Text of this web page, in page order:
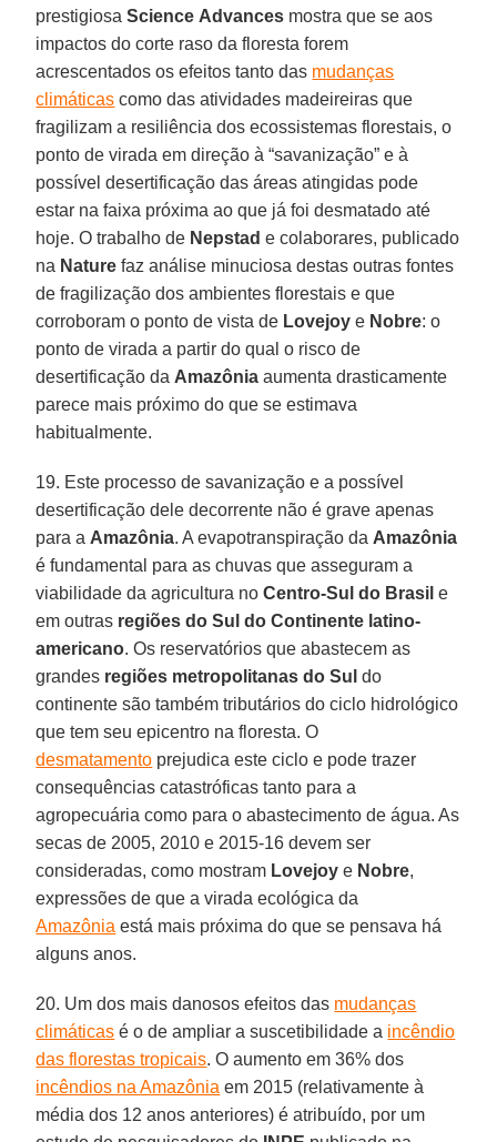
prestigiosaScience Advances mostra que se aos
impactos do corte raso da floresta forem
acrescentados os efeitos tanto das mudanças
climáticas como das atividades madeireiras que
fragilizam a resiliência dos ecossistemas florestais, o
ponto de virada em direção à “savanização” e à
possível desertificação das áreas atingidas pode
estar na faixa próxima ao que já foi desmatado até
hoje. O trabalho de Nepstad e colaborares, publicado
na Nature faz análise minuciosa destas outras fontes
de fragilização dos ambientes florestais e que
corroboram o ponto de vista de Lovejoy e Nobre: o
ponto de virada a partir do qual o risco de
desertificação da Amazônia aumenta drasticamente
parece mais próximo do que se estimava
habitualmente.
19. Este processo de savanização e a possível
desertificação dele decorrente não é grave apenas
para a Amazônia. A evapotranspiração da Amazônia
é fundamental para as chuvas que asseguram a
viabilidade da agricultura noCentro-Sul do Brasil e
em outras regiões do Sul do Continente latino-
americano. Os reservatórios que abastecem as
grandes regiões metropolitanas do Sul do
continente são também tributários do ciclo hidrológico
que tem seu epicentro na floresta. O
desmatamento prejudica este ciclo e pode trazer
consequências catastróficas tanto para a
agropecuária como para o abastecimento de água. As
secas de 2005, 2010 e 2015-16 devem ser
consideradas, como mostram Lovejoy e Nobre,
expressões de que a virada ecológica da
Amazônia está mais próxima do que se pensava há
alguns anos.
20. Um dos mais danosos efeitos das mudanças
climáticas é o de ampliar a suscetibilidade a incêndio
das florestas tropicais. O aumento em 36% dos
incêndios na Amazônia em 2015 (relativamente à
média dos 12 anos anteriores) é atribuído, por um